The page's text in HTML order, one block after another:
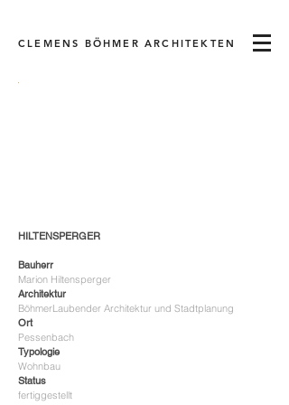
CLEMENS BÖHMER ARCHITEKTEN
HILTENSPERGER
Bauherr
Marion Hiltensperger
Architektur
BöhmerLaubender Architektur und Stadtplanung
Ort
Pessenbach
Typologie
Wohnbau
Status
fertiggestellt